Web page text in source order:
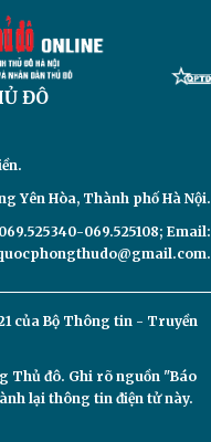
ĐÔ
Yên Hòa, Thành phố Hà Nội.
069.525108; Email:
của Bộ Thông tin - Truyền
Thủ đô. Ghi rõ nguồn "Báo
lại thông tin điện tử này.